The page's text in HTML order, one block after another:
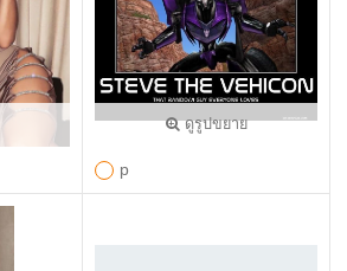
ดูรูปขยาย
p